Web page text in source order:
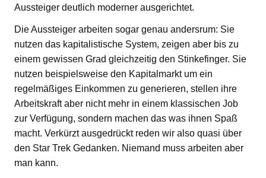
Aussteiger deutlich moderner ausgerichtet.
Die Aussteiger arbeiten sogar genau andersrum: Sie
nutzen das kapitalistische System, zeigen aber bis zu
einem gewissen Grad gleichzeitig den Stinkefinger. Sie
nutzen beispielsweise den Kapitalmarkt um ein
regelmäßiges Einkommen zu generieren, stellen ihre
Arbeitskraft aber nicht mehr in einem klassischen Job
zur Verfügung, sondern machen das was ihnen Spaß
macht. Verkürzt ausgedrückt reden wir also quasi über
den Star Trek Gedanken. Niemand muss arbeiten aber
man kann.